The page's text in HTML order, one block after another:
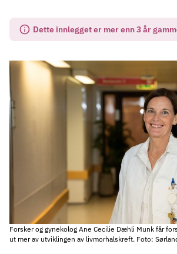
Dette innlegget er mer enn 3 år
Forsker og gynekolog Ane Cecilie Dæhli Munk får
ut mer av utviklingen av livmorhalskreft. Foto: